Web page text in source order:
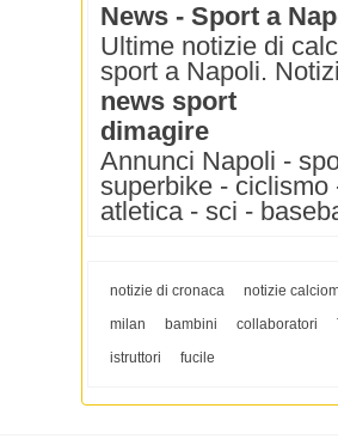
News - Sport a
Ultime notizie di
sport a Napoli.
news sport
dimagire
Annunci Napoli -
superbike -
atletica - sci -
notizie di cronaca
notizie
milan
bambini collaboratori
istruttori
fucile